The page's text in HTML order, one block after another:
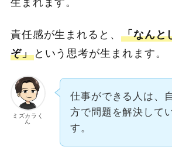
生まれます。
責任感が生まれると、 「なんと
ぞ」という思考が生まれます。
ミズカラく
ん
仕事ができる人は、
方で問題を解決して
す。